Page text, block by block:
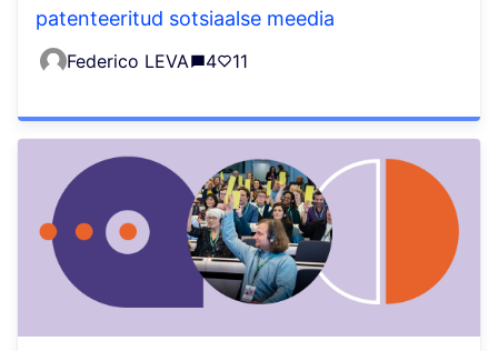
patenteeritud sotsiaalse meedia
Federico LEVA 4 11